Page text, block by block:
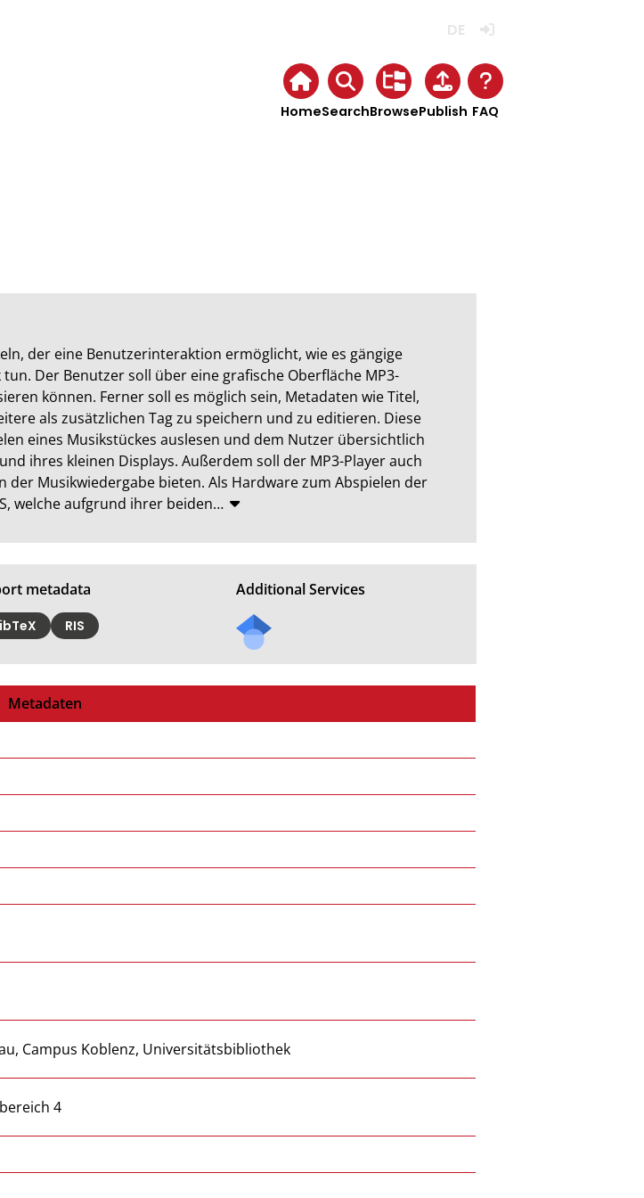
HomeSearchBrowsePublish FAQ
der eine Benutzerinteraktion ermöglicht, wie es gängige
Der Benutzer soll über eine grafische Oberfläche MP3-
können. Ferner soll es möglich sein, Metadaten wie Titel,
als zusätzlichen Tag zu speichern und zu editieren. Diese
eines Musikstückes auslesen und dem Nutzer übersichtlich
ihres kleinen Displays. Außerdem soll der MP3-Player auch
Musikwiedergabe bieten. Als Hardware zum Abspielen der
welche aufgrund ihrer beiden…
metadata
RIS
Additional Services
Metadaten
Campus Koblenz, Universitätsbibliothek
4